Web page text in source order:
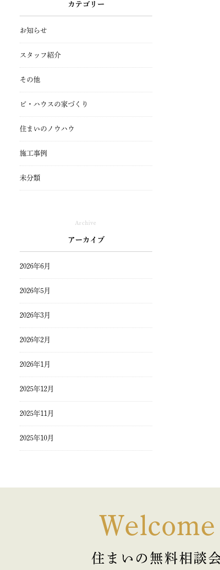
カテゴリー
お知らせ
スタッフ紹介
その他
ビ・ハウスの家づくり
住まいのノウハウ
施工事例
未分類
Archive
アーカイブ
2026年6月
2026年5月
2026年3月
2026年2月
2026年1月
2025年12月
2025年11月
2025年10月
2025年8月
Welcome
住まいの無料相談